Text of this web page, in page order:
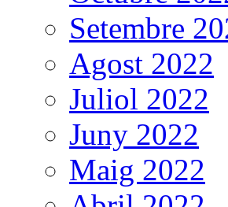
Setembre
Agost 2022
Juliol 2022
Juny 2022
Maig 2022